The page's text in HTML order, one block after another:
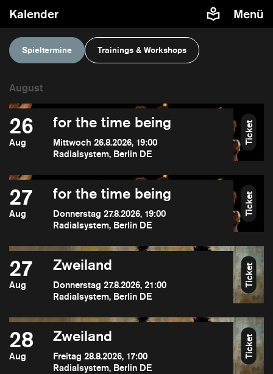
Kalender Menü
Spieltermine Trainings & Workshops
26
Aug
for the time being
Mittwoch 26.8.2026, 19:00
Radialsystem, Berlin DE
Ticket
27
Aug
for the time being
Donnerstag 27.8.2026, 19:00
Radialsystem, Berlin DE
Ticket
27
Aug
Zweiland
Donnerstag 27.8.2026, 21:00
Radialsystem, Berlin DE
Ticket
28
Aug
Zweiland
Freitag 28.8.2026, 17:00
Radialsystem, Berlin DE
Ticket